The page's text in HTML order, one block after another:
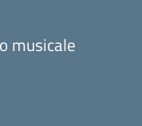
musicale